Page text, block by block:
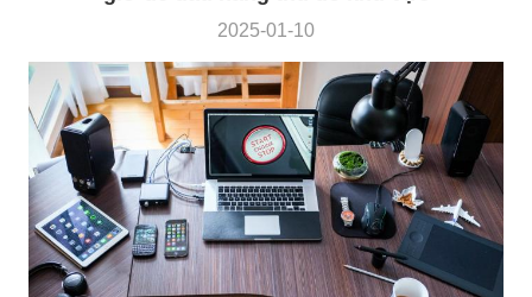
2025-01-10